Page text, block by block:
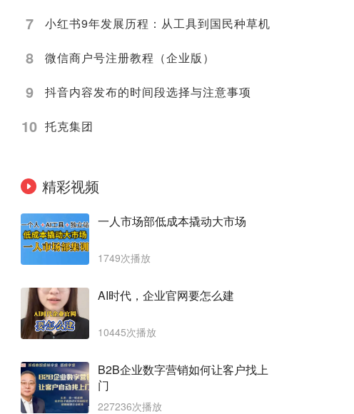
7 小红书9年发展历程：从工具到国民种草机
8 微信商户号注册教程（企业版）
9 抖音内容发布的时间段选择与注意事项
10 托克集团
精彩视频
一人市场部低成本撬动大市场
1749次播放
AI时代，企业官网要怎么建
10445次播放
B2B企业数字营销如何让客户找上
门
227236次播放